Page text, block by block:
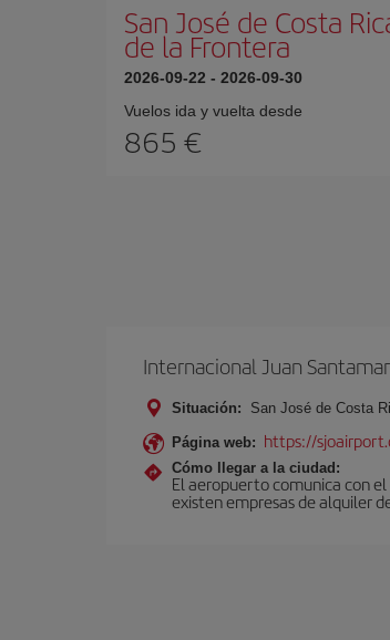
San José de Costa
de la Frontera
2026-09-22 - 2026-09-30
Vuelos ida y vuelta desde
865 €
Internacional Juan
Situación: San José de Costa
Página web: https://
Cómo llegar a la ciudad:
El aeropuerto comunica con
existen empresas de alquiler